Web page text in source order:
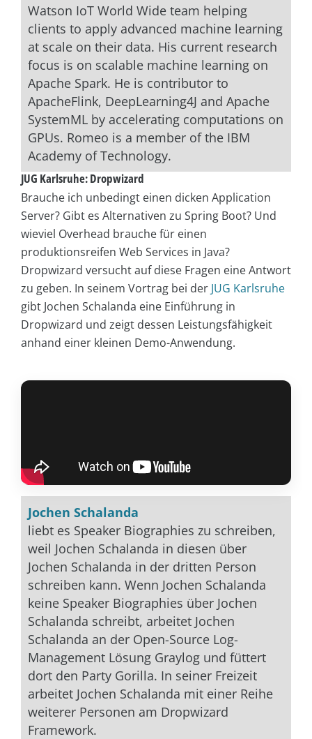
Watson IoT World Wide team helping
clients to apply advanced machine learning
at scale on their data. His current research
focus is on scalable machine learning on
Apache Spark. He is contributor to
ApacheFlink, DeepLearning4J and Apache
SystemML by accelerating computations on
GPUs. Romeo is a member of the IBM
Academy of Technology.
JUG Karlsruhe: Dropwizard
Brauche ich unbedingt einen dicken Application
Server? Gibt es Alternativen zu Spring Boot? Und
wieviel Overhead brauche für einen
produktionsreifen Web Services in Java?
Dropwizard versucht auf diese Fragen eine Antwort
zu geben. In seinem Vortrag bei der JUG Karlsruhe
gibt Jochen Schalanda eine Einführung in
Dropwizard und zeigt dessen Leistungsfähigkeit
anhand einer kleinen Demo-Anwendung.
Jochen Schalanda
liebt es Speaker Biographies zu schreiben,
weil Jochen Schalanda in diesen über
Jochen Schalanda in der dritten Person
schreiben kann. Wenn Jochen Schalanda
keine Speaker Biographies über Jochen
Schalanda schreibt, arbeitet Jochen
Schalanda an der Open-Source Log-
Management Lösung Graylog und füttert
dort den Party Gorilla. In seiner Freizeit
arbeitet Jochen Schalanda mit einer Reihe
weiterer Personen am Dropwizard
Framework.